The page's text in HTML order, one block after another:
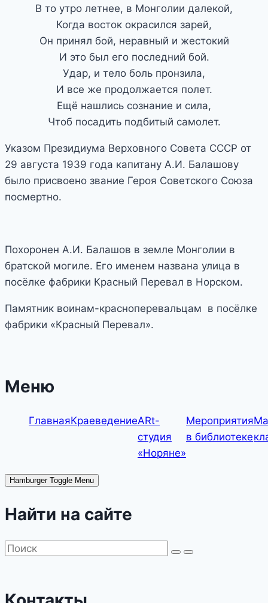
В то утро летнее, в Монголии далекой,
Когда восток окрасился зарей,
Он принял бой, неравный и жестокий
И это был его последний бой.
Удар, и тело боль пронзила,
И все же продолжается полет.
Ещё нашлись сознание и сила,
Чтоб посадить подбитый самолет.
Указом Президиума Верховного Совета СССР от
29 августа 1939 года капитану А.И. Балашову
было присвоено звание Героя Советского Союза
посмертно.
Похоронен А.И. Балашов в земле Монголии в
братской могиле. Его именем названа улица в
посёлке фабрики Красный Перевал в Норском.
Памятник воинам-красноперевальцам в посёлке
фабрики «Красный Перевал».
Меню
ГлавнаяКраеведениеARt-
студия
«Норяне»
Мероприятия
в библиотеке
Hamburger Toggle Menu
Найти на сайте